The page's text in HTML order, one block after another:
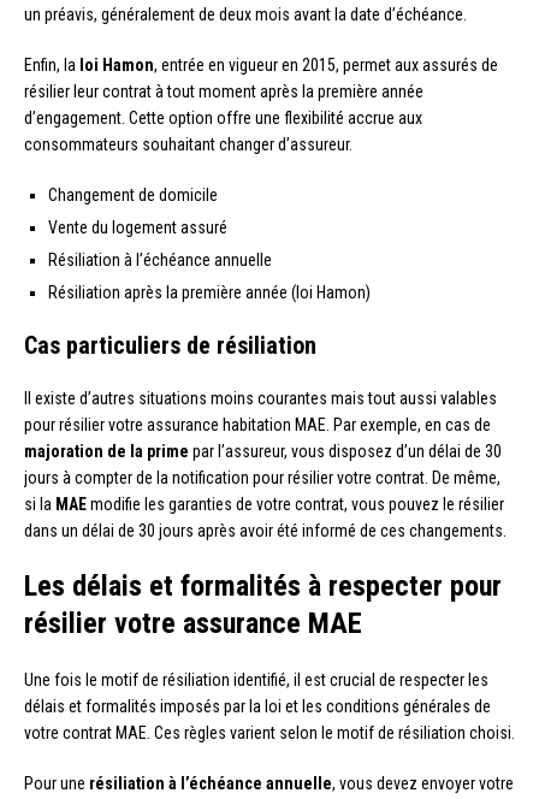
un préavis, généralement de deux mois avant la date d’échéance.
Enfin, la loi Hamon, entrée en vigueur en 2015, permet aux assurés de
résilier leur contrat à tout moment après la première année
d’engagement. Cette option offre une flexibilité accrue aux
consommateurs souhaitant changer d’assureur.
Changement de domicile
Vente du logement assuré
Résiliation à l’échéance annuelle
Résiliation après la première année (loi Hamon)
Cas particuliers de résiliation
Il existe d’autres situations moins courantes mais tout aussi valables
pour résilier votre assurance habitation MAE. Par exemple, en cas de
majoration de la prime par l’assureur, vous disposez d’un délai de 30
jours à compter de la notification pour résilier votre contrat. De même,
si la MAEmodifie les garanties de votre contrat, vous pouvez le résilier
dans un délai de 30 jours après avoir été informé de ces changements.
Les délais et formalités à respecter pour
résilier votre assurance MAE
Une fois le motif de résiliation identifié, il est crucial de respecter les
délais et formalités imposés par la loi et les conditions générales de
votre contrat MAE. Ces règles varient selon le motif de résiliation choisi.
Pour une résiliation à l’échéance annuelle, vous devez envoyer votre